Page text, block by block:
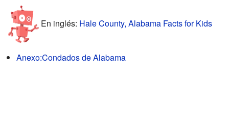
En inglés: Hale County, Alabama Facts for Kids
Anexo:Condados de Alabama